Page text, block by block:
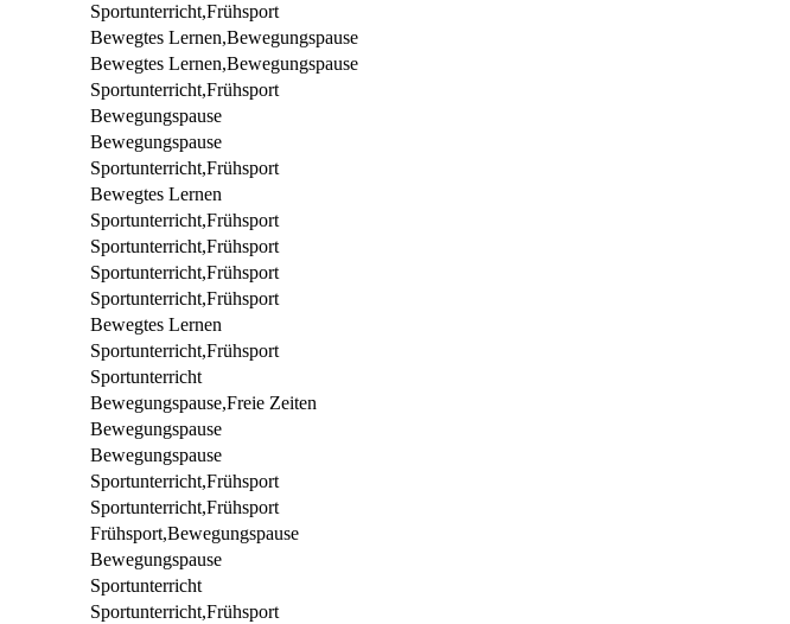
Sportunterricht,Frühsport
Bewegtes Lernen,Bewegungspause
Bewegtes Lernen,Bewegungspause
Sportunterricht,Frühsport
Bewegungspause
Bewegungspause
Sportunterricht,Frühsport
Bewegtes Lernen
Sportunterricht,Frühsport
Sportunterricht,Frühsport
Sportunterricht,Frühsport
Sportunterricht,Frühsport
Bewegtes Lernen
Sportunterricht,Frühsport
Sportunterricht
Bewegungspause,Freie Zeiten
Bewegungspause
Bewegungspause
Sportunterricht,Frühsport
Sportunterricht,Frühsport
Frühsport,Bewegungspause
Bewegungspause
Sportunterricht
Sportunterricht,Frühsport